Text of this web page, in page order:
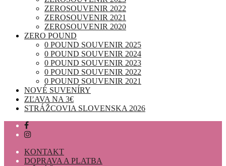
ZEROSOUVENIR 2022
ZEROSOUVENIR 2021
ZEROSOUVENIR 2020
ZERO POUND
0 POUND SOUVENIR 2025
0 POUND SOUVENIR 2024
0 POUND SOUVENIR 2023
0 POUND SOUVENIR 2022
0 POUND SOUVENIR 2021
NOVÉ SUVENÍRY
ZĽAVA NA 3€
STRÁŽCOVIA SLOVENSKA 2026
KONTAKT
DOPRAVA A PLATBA